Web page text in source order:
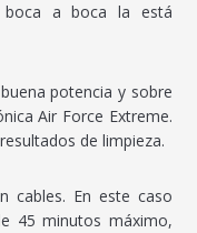
boca a boca la está
potencia y sobre
Air Force Extreme.
de limpieza.
cables. En este caso
45 minutos máximo,